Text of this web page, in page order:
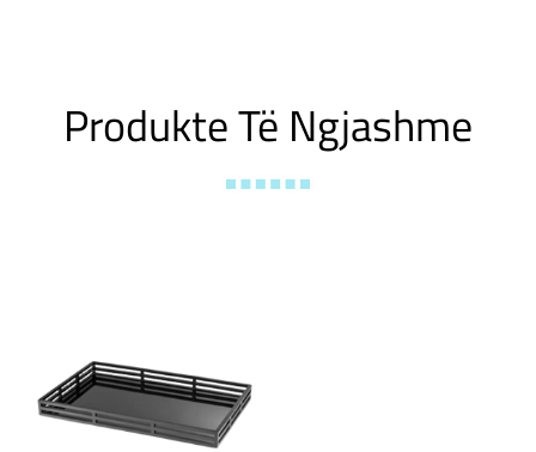
Produkte Të Ngjashme